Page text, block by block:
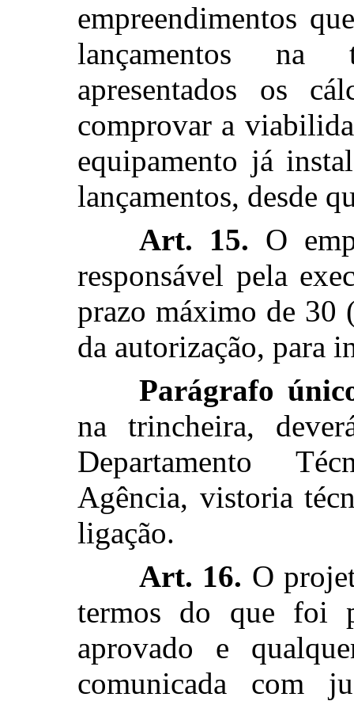
empreendimentos
lançamentos na
apresentados os
comprovar a
equipamento já
lançamentos, desde
Art. 15. O
responsável pela
prazo máximo de 30
da autorização, para
Parágrafo
na trincheira,
Departamento
Agência, vistoria
ligação.
Art. 16. O
termos do que foi
aprovado e
comunicada com